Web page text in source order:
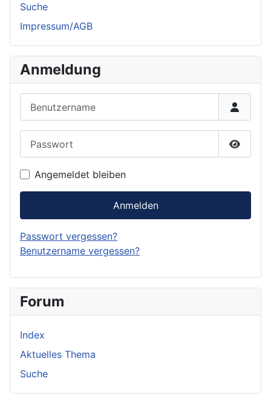
Suche
Impressum/AGB
Anmeldung
Angemeldet bleiben
Anmelden
Passwort vergessen?
Benutzername vergessen?
Forum
Index
Aktuelles Thema
Suche